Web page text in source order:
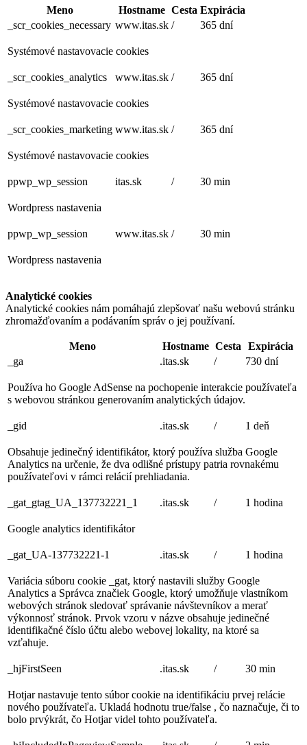
Meno Hostname Cesta Expirácia
_scr_cookies_necessary www.itas.sk / 365 dní
Systémové nastavovacie cookies
_scr_cookies_analytics www.itas.sk / 365 dní
Systémové nastavovacie cookies
_scr_cookies_marketing www.itas.sk / 365 dní
Systémové nastavovacie cookies
ppwp_wp_session itas.sk / 30 min
Wordpress nastavenia
ppwp_wp_session www.itas.sk / 30 min
Wordpress nastavenia
Analytické cookies
Analytické cookies nám pomáhajú zlepšovať našu webovú stránku
zhromažďovaním a podávaním správ o jej používaní.
Meno Hostname Cesta
Expirácia
_ga
.itas.sk / 730 dní
Používa ho Google AdSense na pochopenie interakcie používateľa
s webovou stránkou generovaním analytických údajov.
_gid .itas.sk / 1 deň
Obsahuje jedinečný identifikátor, ktorý používa služba Google
Analytics na určenie, že dva odlišné prístupy patria rovnakému
používateľovi v rámci relácií prehliadania.
_gat_gtag_UA_137732221_1 .itas.sk / 1 hodina
Google analytics identifikátor
_gat_UA-137732221-1 .itas.sk / 1 hodina
Variácia súboru cookie _gat, ktorý nastavili služby Google
Analytics a Správca značiek Google, ktorý umožňuje vlastníkom
webových stránok sledovať správanie návštevníkov a merať
výkonnosť stránok. Prvok vzoru v názve obsahuje jedinečné
identifikačné číslo účtu alebo webovej lokality, na ktoré sa
vzťahuje.
_hjFirstSeen .itas.sk / 30 min
Hotjar nastavuje tento súbor cookie na identifikáciu prvej relácie
nového používateľa. Ukladá hodnotu true/false , čo naznačuje, či to
bolo prvýkrát, čo Hotjar videl tohto používateľa.